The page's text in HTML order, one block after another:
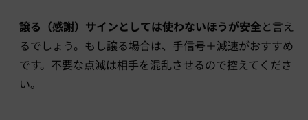
譲る（感謝）サインとしては使わないほうが安全と言え
るでしょう。もし譲る場合は、手信号＋減速がおすすめ
です。不要な点滅は相手を混乱させるので控えてくださ
い。